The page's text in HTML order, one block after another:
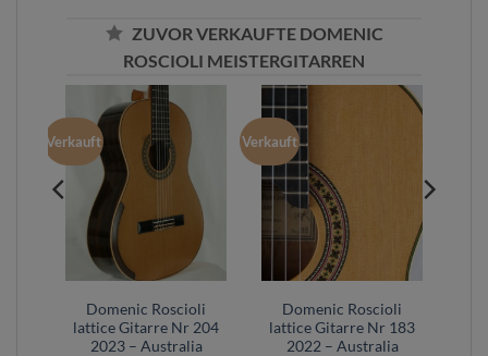
ZUVOR VERKAUFTE DOMENIC
ROSCIOLI MEISTERGITARREN
Verkauft
Domenic Roscioli
lattice Gitarre Nr 204
2023 – Australia
Verkauft
Domenic Roscioli
lattice Gitarre Nr 183
2022 – Australia